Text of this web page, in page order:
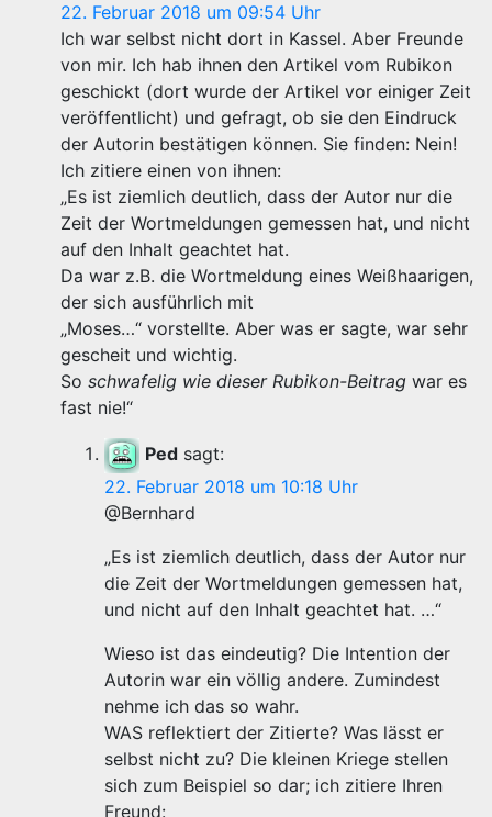
22. Februar 2018 um 09:54 Uhr
Ich war selbst nicht dort in Kassel. Aber Freunde
von mir. Ich hab ihnen den Artikel vom Rubikon
geschickt (dort wurde der Artikel vor einiger Zeit
veröffentlicht) und gefragt, ob sie den Eindruck
der Autorin bestätigen können. Sie finden: Nein!
Ich zitiere einen von ihnen:
„Es ist ziemlich deutlich, dass der Autor nur die
Zeit der Wortmeldungen gemessen hat, und nicht
auf den Inhalt geachtet hat.
Da war z.B. die Wortmeldung eines Weißhaarigen,
der sich ausführlich mit
„Moses…“ vorstellte. Aber was er sagte, war sehr
gescheit und wichtig.
So schwafelig wie dieser Rubikon-Beitrag war es
fast nie!“
Ped sagt:
22. Februar 2018 um 10:18 Uhr
@Bernhard
„Es ist ziemlich deutlich, dass der Autor nur
die Zeit der Wortmeldungen gemessen hat,
und nicht auf den Inhalt geachtet hat. …“
Wieso ist das eindeutig? Die Intention der
Autorin war ein völlig andere. Zumindest
nehme ich das so wahr.
WAS reflektiert der Zitierte? Was lässt er
selbst nicht zu? Die kleinen Kriege stellen
sich zum Beispiel so dar; ich zitiere Ihren
Freund: